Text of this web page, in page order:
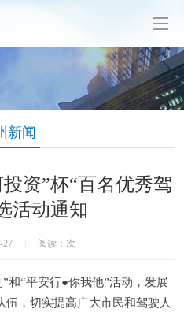
新闻
资”杯“百名优秀驾
活动通知
27 阅读： 次
和“平安行●你我他”活动，发展
，切实提高广大市民和驾驶人